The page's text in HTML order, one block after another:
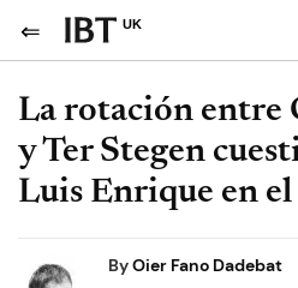
UK
La rotación entre
y Ter Stegen
Luis Enrique en
ByOier Fano Dadebat